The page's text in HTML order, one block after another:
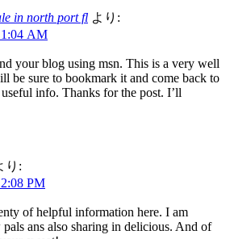
in north port fl より:
AM
your blog using msn. This is a very well
be sure to bookmark it and come back to
info. Thanks for the post. I’ll
り:
PM
of helpful information here. I am
ans also sharing in delicious. And of